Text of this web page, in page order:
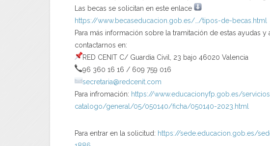
Las becas se solicitan en este enlace
https://www.becaseducacion. gob.es/…/tipos-de-becas.html
Para más información sobre la tramitación de estas ayudas
contactarnos en:
RED CENIT C/ Guardia Civil, 23 bajo 46020 Valencia
96 360 16 16 / 609 759 016
secretaria@redcenit.com
Para infromación: https://www.educacionyfp.gob. es/
catalogo/general/05/050140/ficha/050140-2023.html
Para entrar en la solicitud: https://sede.educacion.gob.es/